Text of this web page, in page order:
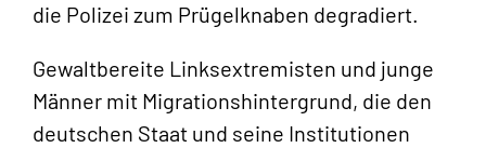
die Polizei zum Prügelknaben degradiert.
Gewaltbereite Linksextremisten und junge
Männer mit Migrationshintergrund, die den
deutschen Staat und seine Institutionen